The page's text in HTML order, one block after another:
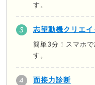
す。
志望動機クリエイ
簡単3分！スマホ
す。
面接力診断